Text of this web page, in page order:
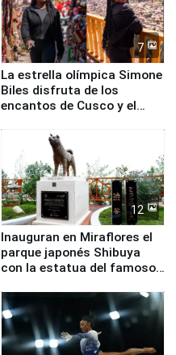
7
La estrella olímpica Simone
Biles disfruta de los
encantos de Cusco y el
12
Inauguran en Miraflores el
parque japonés Shibuya
con la estatua del famoso